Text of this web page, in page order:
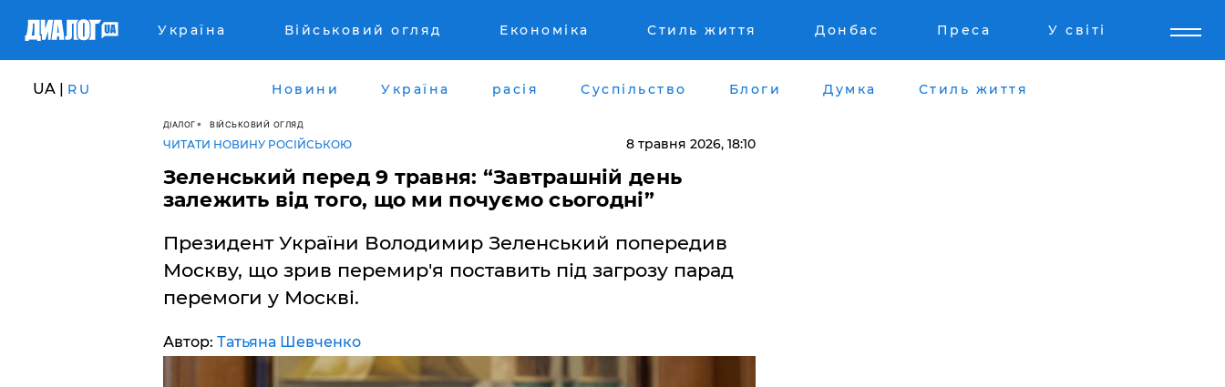
Україна Військовий огляд Економіка Стиль життя Донбас Преса У світі
UA | RU Новини Україна расія Суспільство Блоги Думка Стиль життя
ДІАЛОГ ВІЙСЬКОВИЙ ОГЛЯД
ЧИТАТИ НОВИНУ РОСІЙСЬКОЮ 8 травня 2026, 18:10
​Зеленський перед 9 травня: “Завтрашній день
залежить від того, що ми почуємо сьогодні”
Президент України Володимир Зеленський попередив
Москву, що зрив перемир'я поставить під загрозу парад
перемоги у Москві.
Автор: Татьяна Шевченко